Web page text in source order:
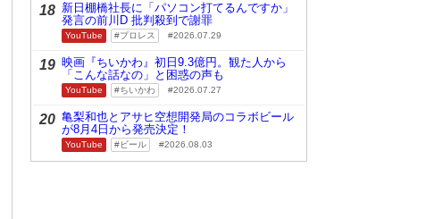
18 新日棚橋社長に「パソコン打てるんですか」
発言の前川D 批判殺到で謝罪
YouTube プロレス 2026.07.29
19 映画『ちいかわ』初日9.3億円。観た人から
「こんな話なの」と困惑の声も
YouTube ちいかわ 2026.07.27
20 亀梨和也とアサヒ空想開発局のコラボビール
が8月4日から発売決定！
YouTube ビール 2026.08.03